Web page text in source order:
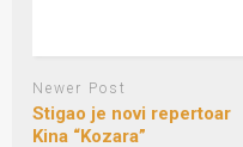
Newer Post
Stigao je novi repertoar
Kina “Kozara”